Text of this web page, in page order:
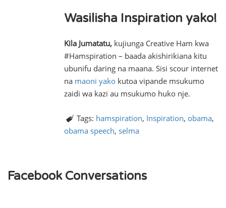
Wasilisha Inspiration yako!
Kila Jumatatu, kujiunga Creative Ham kwa
#Hamspiration – baada akishirikiana kitu
ubunifu daring na maana. Sisi scour internet
na maoni yako kutoa vipande msukumo
zaidi wa kazi au msukumo huko nje.
Tags: hamspiration, Inspiration, obama,
obama speech, selma
Facebook Conversations